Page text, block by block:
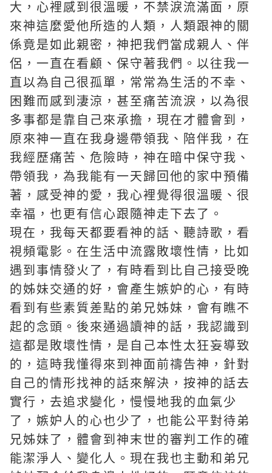
大，心裡感到很溫暖，不禁淚流滿面，原
來神這麼愛他所造的人類，人類跟神的關
係竟是如此親密，神把我們當成親人、伴
侶，一直在看顧、保守著我們。以往我一
直以為自己很孤單，常常為生活的不幸、
困難而感到淒涼，甚至痛苦流淚，以為很
多事都是靠自己來承擔，現在才體會到，
原來神一直在我身邊帶領我、陪伴我，在
我經歷痛苦、危險時，神在暗中保守我、
帶領我，為我能有一天歸回他的家中預備
著，感受神的愛，我心裡覺得很溫暖、很
幸福，也更有信心跟隨神走下去了。
現在，我每天都要看神的話、聽詩歌，看
視頻電影。在生活中流露敗壞性情，比如
遇到事情發火了，有時看到比自己接受晚
的姊妹交通的好，會產生嫉妒的心，有時
看到有些素質差點的弟兄姊妹，會有瞧不
起的念頭。後來通過讀神的話，我認識到
這都是敗壞性情，是自己本性太狂妄導致
的，這時我懂得來到神面前禱告神，針對
自己的情形找神的話來解決，按神的話去
實行，去追求變化，慢慢地我的血氣少
了，嫉妒人的心也少了，也能公平對待弟
兄姊妹了，體會到神末世的審判工作的確
能潔淨人、變化人。現在我也主動和弟兄